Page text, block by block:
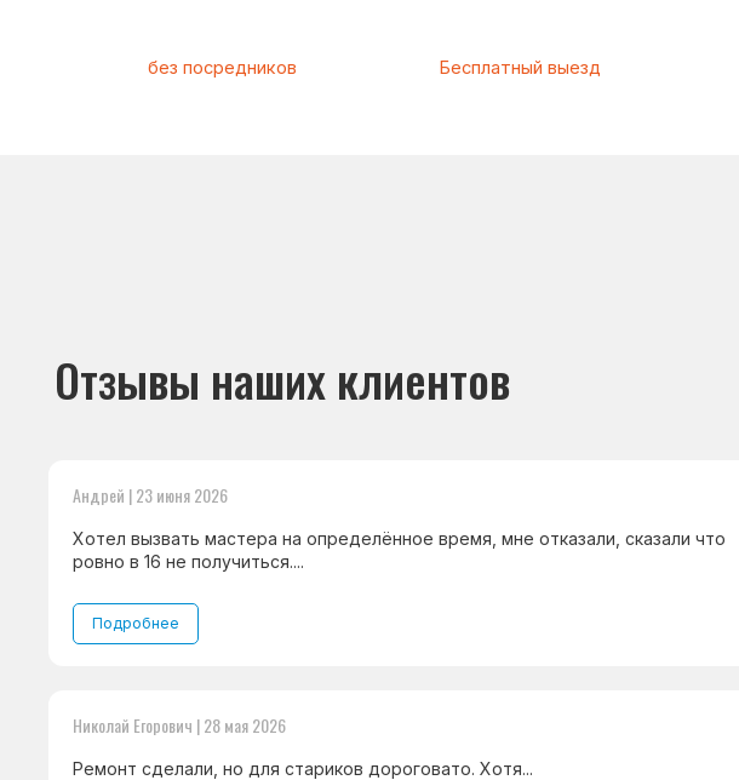
Андрей | 23 июня 2026
Хотел вызвать мастера на определённое время, мне отказали, сказали что
ровно в 16 не получиться....
Подробнее
Николай Егорович | 28 мая 2026
Ремонт сделали, но для стариков дороговато. Хотя...